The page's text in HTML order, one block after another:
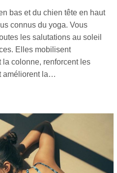
bas et du chien tête en haut
connus du yoga. Vous
les salutations au soleil
Elles mobilisent
la colonne, renforcent les
améliorent la…